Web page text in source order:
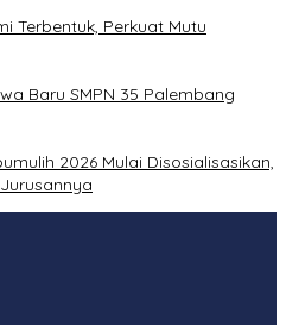
Terbentuk, Perkuat Mutu
Baru SMPN 35 Palembang
2026 Mulai Disosialisasikan,